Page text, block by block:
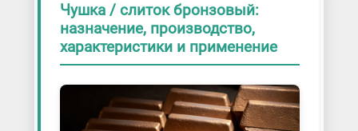
Чушка / слиток бронзовый:
назначение, производство,
характеристики и применение